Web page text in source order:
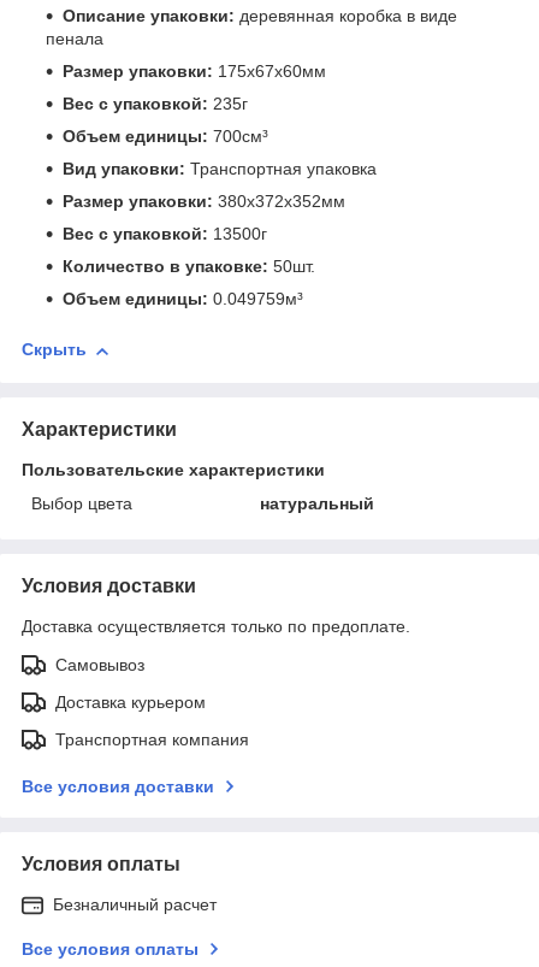
Описание упаковки: деревянная коробка в виде
пенала
Размер упаковки: 175x67x60мм
Вес с упаковкой: 235г
Объем единицы: 700см³
Вид упаковки: Транспортная упаковка
Размер упаковки: 380x372x352мм
Вес с упаковкой: 13500г
Количество в упаковке: 50шт.
Объем единицы: 0.049759м³
Скрыть
Характеристики
Пользовательские характеристики
Выбор цвета
натуральный
Условия доставки
Доставка осуществляется только по предоплате.
Самовывоз
Доставка курьером
Транспортная компания
Все условия доставки
Условия оплаты
Безналичный расчет
Все условия оплаты